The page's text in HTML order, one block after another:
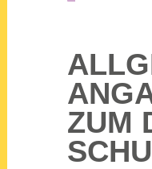
ZUM